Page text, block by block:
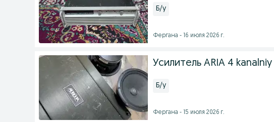
Б/у
Фергана - 16 июля 2026 г.
Усилитель ARIA 4 kanalniy
Б/у
Фергана - 15 июля 2026 г.